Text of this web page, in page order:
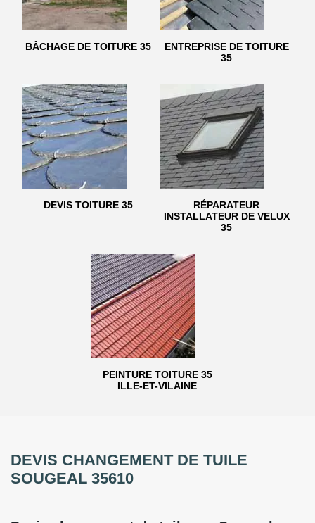
BÂCHAGE DE TOITURE 35
ENTREPRISE DE TOITURE
35
DEVIS TOITURE 35
RÉPARATEUR
INSTALLATEUR DE VELUX
35
PEINTURE TOITURE 35
ILLE-ET-VILAINE
DEVIS CHANGEMENT DE TUILE
SOUGEAL 35610